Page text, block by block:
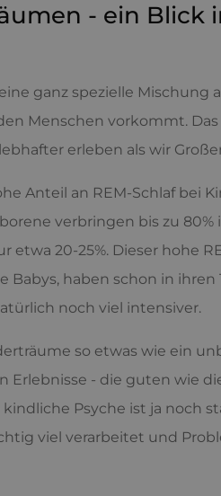
- ein Blick
ganz spezielle Mischung
Menschen vorkommt.
erleben als wir
Anteil an REM-Schlaf bei
verbringen bis zu 80%
etwa 20-25%. Dieser hohe
Babys, haben schon in
noch viel intensiver.
so etwas wie ein
Erlebnisse - die guten wie
Psyche ist ja noch
viel verarbeitet und